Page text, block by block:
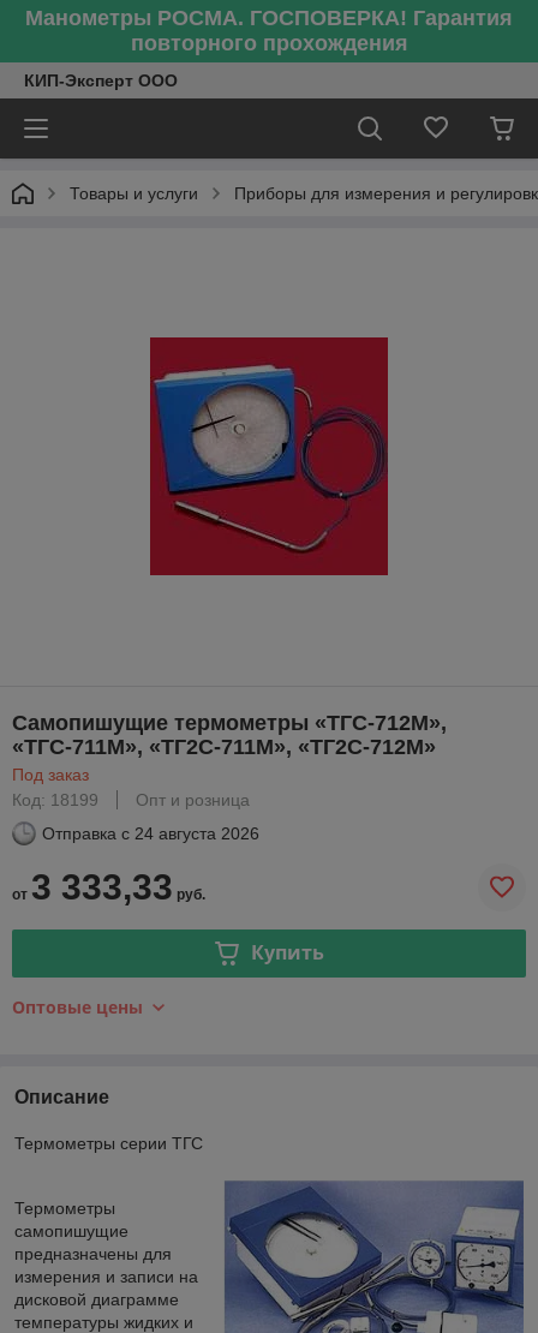
Манометры РОСМА. ГОСПОВЕРКА! Гарантия
повторного прохождения
КИП-Эксперт ООО
Товары и услуги Приборы для измерения и
Самопишущие термометры «ТГС-712М»,
«ТГС-711М», «ТГ2С-711М», «ТГ2С-712М»
Под заказ
Код: 18199
Опт и розница
Отправка с 24 августа 2026
от 3 333,33 руб.
Купить
Оптовые цены
Описание
Термометры серии ТГС
Термометры
самопишущие
предназначены для
измерения и записи на
дисковой диаграмме
температуры жидких и